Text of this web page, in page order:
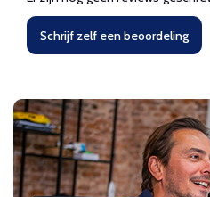
Schrijf zelf een beoordeling